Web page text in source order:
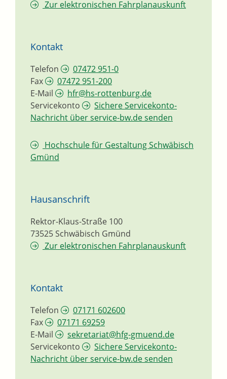
Zur elektronischen Fahrplanauskunft
Kontakt
Telefon
07472 951-0
Fax
07472 951-200
E-Mail
hfr@hs-rottenburg.de
Servicekonto
Sichere Servicekonto-
Nachricht über service-bw.de senden
Hochschule für Gestaltung Schwäbisch
Gmünd
Hausanschrift
Rektor-Klaus-Straße 100
73525Schwäbisch Gmünd
Zur elektronischen Fahrplanauskunft
Kontakt
Telefon
07171 602600
Fax
07171 69259
E-Mail
sekretariat@hfg-gmuend.de
Servicekonto
Sichere Servicekonto-
Nachricht über service-bw.de senden